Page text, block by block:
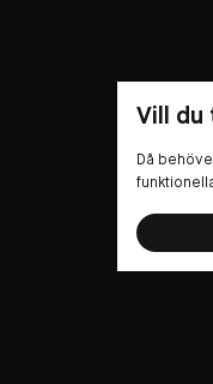
Vill
Då